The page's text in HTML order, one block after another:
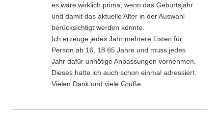
es wäre wirklich prima, wenn das Geburtsjahr
und damit das aktuelle Alter in der Auswahl
berücksichtigt werden könnte.
Ich erzeuge jedes Jahr mehrere Listen für
Person ab 16, 18 65 Jahre und muss jedes
Jahr dafür unnötige Anpassungen vornehmen.
Dieses hatte ich auch schon einmal adressiert.
Vielen Dank und viele Grüße